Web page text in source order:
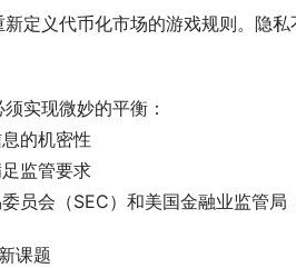
定义代币化市场的游戏规则。隐
实现微妙的平衡：
的机密性
监管要求
员会（SEC）和美国金融业监管局
课题